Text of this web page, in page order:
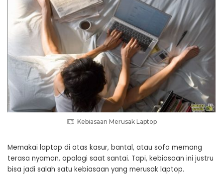
Kebiasaan Merusak Laptop
Memakai laptop di atas kasur, bantal, atau sofa memang
terasa nyaman, apalagi saat santai. Tapi, kebiasaan ini justru
bisa jadi salah satu kebiasaan yang merusak laptop.